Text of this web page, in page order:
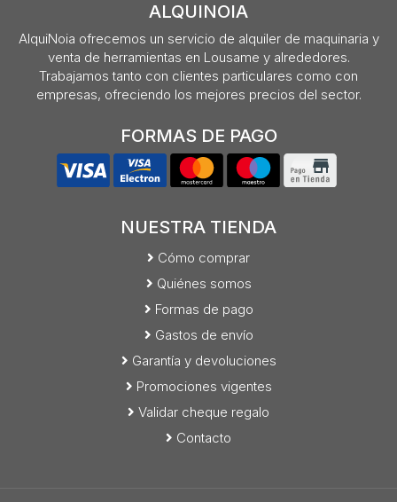
ALQUINOIA
AlquiNoia ofrecemos un servicio de alquiler de maquinaria y
venta de herramientas en Lousame y alrededores.
Trabajamos tanto con clientes particulares como con
empresas, ofreciendo los mejores precios del sector.
FORMAS DE PAGO
NUESTRA TIENDA
Cómo comprar
Quiénes somos
Formas de pago
Gastos de envío
Garantía y devoluciones
Promociones vigentes
Validar cheque regalo
Contacto